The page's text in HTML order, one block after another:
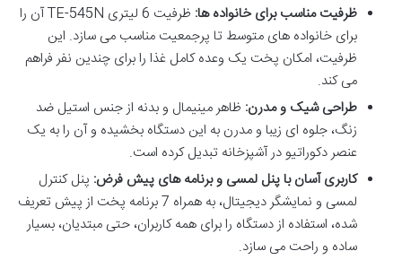
ظرفیت مناسب برای خانواده ها:
ظرفیت 6 لیتری TE-545N آن را
برای خانواده های متوسط تا پرجمعیت مناسب می سازد. این
ظرفیت، امکان پخت یک وعده کامل غذا را برای چندین نفر فراهم
می کند.
طراحی شیک و مدرن: ظاهر مینیمال و بدنه از جنس استیل ضد
زنگ، جلوه ای زیبا و مدرن به این دستگاه بخشیده و آن را به یک
عنصر دکوراتیو در آشپزخانه تبدیل کرده است.
کاربری آسان با پنل لمسی و برنامه های پیش فرض: پنل کنترل
لمسی و نمایشگر دیجیتال، به همراه 7 برنامه پخت از پیش تعریف
شده، استفاده از دستگاه را برای همه کاربران، حتی مبتدیان، بسیار
ساده و راحت می سازد.